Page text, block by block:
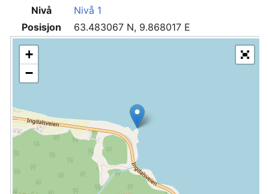
Nivå
Nivå 1
Posisjon
63.483067 N, 9.868017 E
+
−